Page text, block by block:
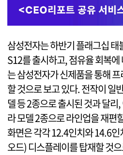
삼성전자는 하반기 플래그십
S12를 출시하고, 점유율 회복
는 삼성전자가 신제품을 통해
할 것으로 보고 있다. 전작이 일
델 등 2종으로 출시된 것과 달
라 모델 2종으로 라인업을 재편
화면은 각각 12.4인치와 14.6
오드) 디스플레이를 탑재할 것